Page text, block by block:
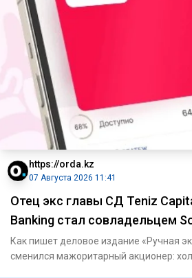
https://orda.kz
07 Августа 2026 11:41
Отец экс главы СД Teniz
Banking стал совладельцем
Как пишет деловое издание «Ручная
сменился мажоритарный акционер: